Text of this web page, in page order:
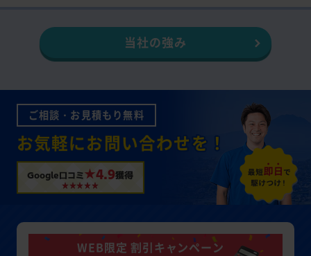
当社の強み
ご相談・お見積もり無料
お気軽にお問い合わせを！
Google口コミ ★4.9獲得
WEB限定 割引キャンペーン